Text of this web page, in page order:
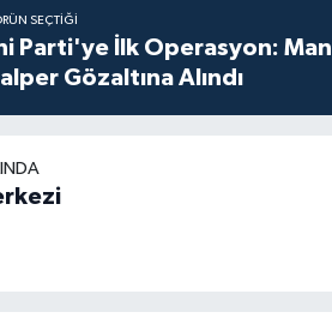
SEÇTIĞI
Parti'ye İlk Operasyon:
Gözaltına Alındı